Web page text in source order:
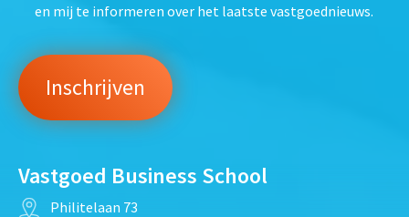
en mij te informeren over het laatste vastgoednieuws.
Vastgoed Business School
Philitelaan 73